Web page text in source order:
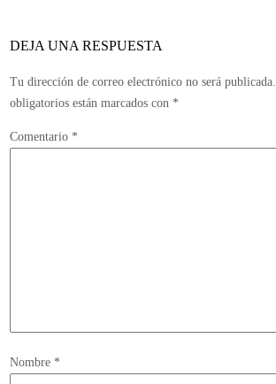
DEJA UNA RESPUESTA
Tu dirección de correo electrónico no será publicada.
obligatorios están marcados con *
Comentario *
Nombre *